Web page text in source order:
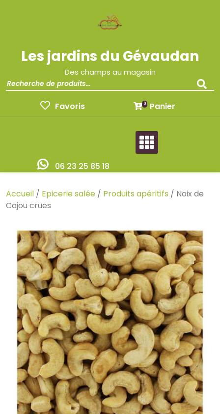
Les jardins du Gévaudan
Des champs au magasin
Favoris 0 Panier
06 23 25 85 18
Accueil / Epicerie salée / Produits apéritifs / Noix de
Cajou crues